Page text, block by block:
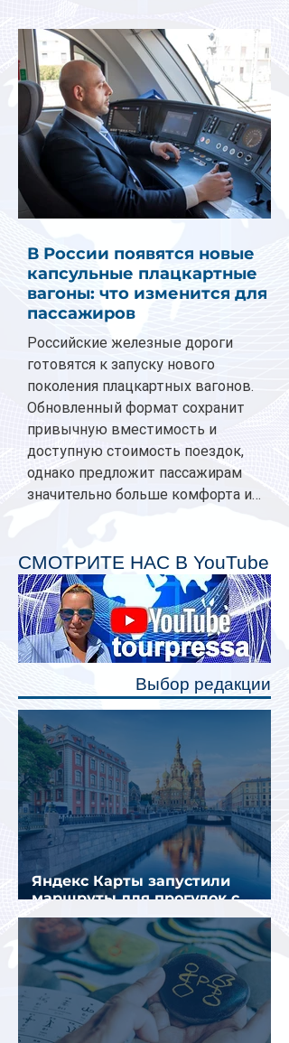
В России появятся новые
капсульные плацкартные
вагоны: что изменится для
пассажиров
Российские железные дороги
готовятся к запуску нового
поколения плацкартных вагонов.
Обновленный формат сохранит
привычную вместимость и
доступную стоимость поездок,
однако предложит пассажирам
значительно больше комфорта и
планируется начать в 2027 году.
Одним из главных нововведений
станут индивидуальные шторки у
каждого спального места. Они
позволят пассажирам закрыть свою
полку во время сна или отдыха,
СМОТРИТЕ НАС В YouTube
Выбор редакции
Яндекс Карты запустили
маршруты для прогулок с
описанием и аудиогидом